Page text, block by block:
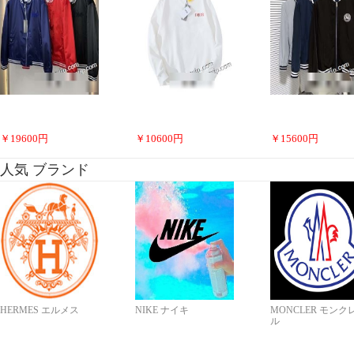
￥ 19600 円 ￥ 10600 円 ￥ 15600 円
人気 ブランド
HERMES エルメス NIKE ナイキ
MONCLER モンク
ル